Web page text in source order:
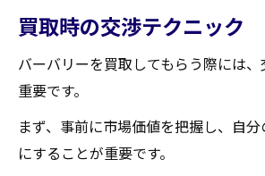
買取時の交渉テクニック
バーバリーを買取してもらう際には
重要です。
まず、事前に市場価値を把握し、自
にすることが重要です。